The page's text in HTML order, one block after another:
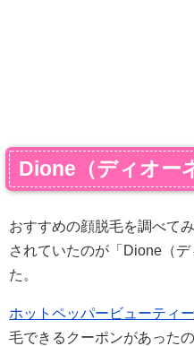
Dione（ディオー
おすすめの顔脱毛を調べて
されていたのが「Dione（
た。
ホットペッパービューティー
毛できるクーポンがあった